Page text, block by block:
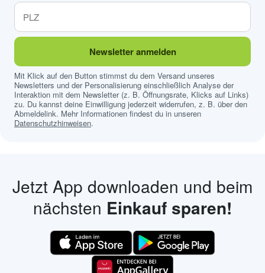
Newsletter anmelden
Mit Klick auf den Button stimmst du dem Versand unseres
Newsletters und der Personalisierung einschließlich Analyse der
Interaktion mit dem Newsletter (z. B. Öffnungsrate, Klicks auf Links)
zu. Du kannst deine Einwilligung jederzeit widerrufen, z. B. über den
Abmeldelink. Mehr Informationen findest du in unseren
Datenschutzhinweisen.
Jetzt App downloaden und beim
nächsten Einkauf sparen!